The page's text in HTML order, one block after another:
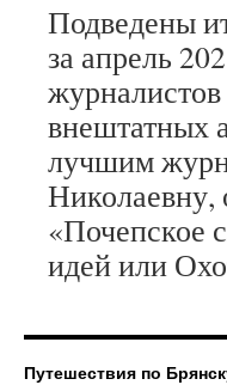
Подведены
за апрель
внештатных
лучшим
Николаевну,
«Почепское
идей или
Путешествия по